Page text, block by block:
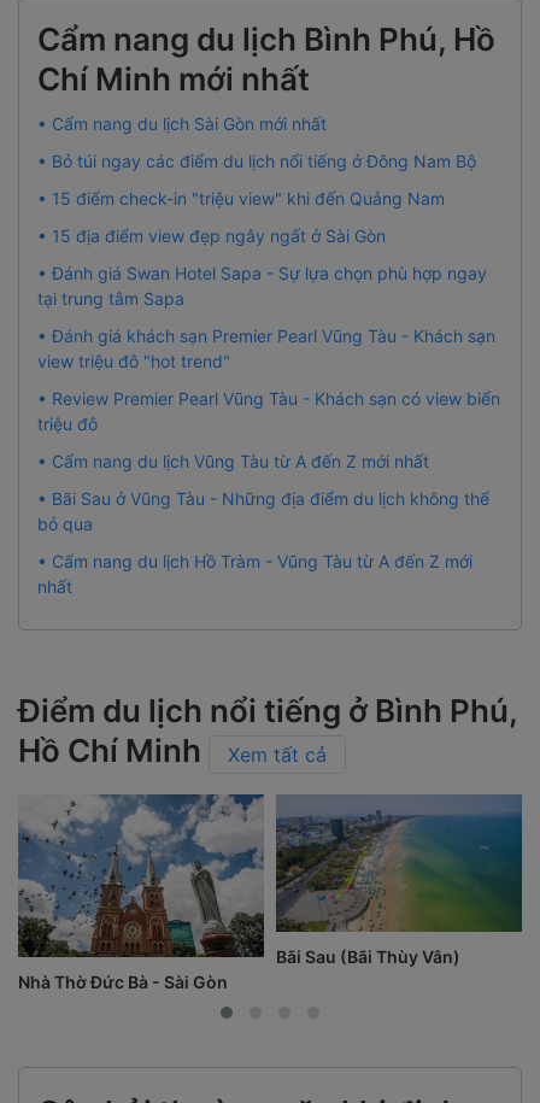
Cẩm nang du lịch Bình Phú, Hồ
Chí Minh mới nhất
• Cẩm nang du lịch Sài Gòn mới nhất
• Bỏ túi ngay các điểm du lịch nổi tiếng ở Đông Nam Bộ
• 15 điểm check-in "triệu view" khi đến Quảng Nam
• 15 địa điểm view đẹp ngây ngất ở Sài Gòn
• Đánh giá Swan Hotel Sapa - Sự lựa chọn phù hợp ngay
tại trung tâm Sapa
• Đánh giá khách sạn Premier Pearl Vũng Tàu - Khách sạn
view triệu đô "hot trend"
• Review Premier Pearl Vũng Tàu - Khách sạn có view biển
triệu đô
• Cẩm nang du lịch Vũng Tàu từ A đến Z mới nhất
• Bãi Sau ở Vũng Tàu - Những địa điểm du lịch không thể
bỏ qua
• Cẩm nang du lịch Hồ Tràm - Vũng Tàu từ A đến Z mới
nhất
Điểm du lịch nổi tiếng ở Bình Phú,
Hồ Chí Minh
Xem tất cả
Nhà Thờ Đức Bà - Sài Gòn
Bãi Sau (Bãi Thùy Vân)